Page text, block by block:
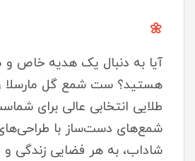
🌼
آیا به دنبال یک هدیه خاص و
هستید؟ ست شمع گل مارسلا
طلایی انتخابی عالی برای
شمع‌های دست‌ساز با
شاداب، به هر فضایی زندگی